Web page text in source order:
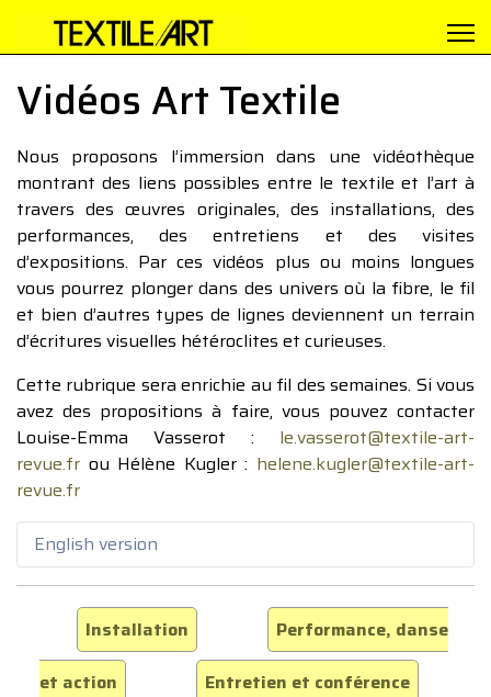
Vidéos Art Textile
Nous proposons l’immersion dans une vidéothèque
montrant des liens possibles entre le textile et l’art à
travers des œuvres originales, des installations, des
performances, des entretiens et des visites
d’expositions. Par ces vidéos plus ou moins longues
vous pourrez plonger dans des univers où la fibre, le fil
et bien d’autres types de lignes deviennent un terrain
d’écritures visuelles hétéroclites et curieuses.
Cette rubrique sera enrichie au fil des semaines. Si vous
avez des propositions à faire, vous pouvez contacter
Louise-Emma Vasserot : le.vasserot@textile-art-
revue.fr ou Hélène Kugler : helene.kugler@textile-art-
revue.fr
English version
Installation
Performance, danse
et action
Entretien et conférence